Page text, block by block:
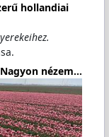
hollandiai
Nagyon nézem...